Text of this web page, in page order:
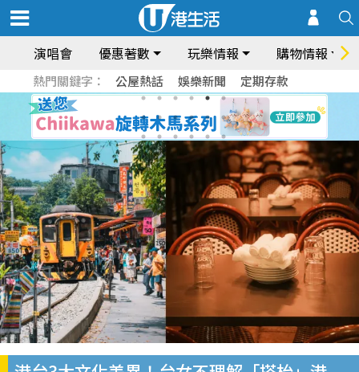
演唱會 優惠著數 玩樂情報 購物情報
熱門關鍵字： 公屋熱話 娛樂新聞 定期存款